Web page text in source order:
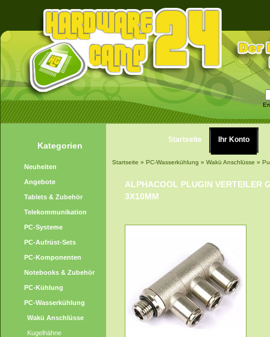
Kategorien
Neuheiten
Angebote
Tablets & Zubehör
Telekommunikation
PC-Systeme
PC-Aufrüst-Sets
PC-Komponenten
Notebooks & Zubehör
PC-Kühlung
PC-Wasserkühlung
Wakü Anschlüsse
Kugelhähne
Startseite Ihr Konto
Startseite » PC-Wasserkühlung » Wakü Anschlüsse »
ALPHACOOL PLUGIN VERTEILER
3X10MM